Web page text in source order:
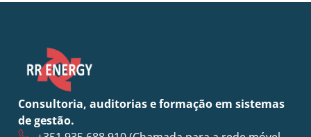
Consultoria, auditorias e formação em sistemas
de gestão.